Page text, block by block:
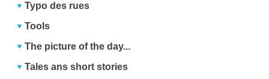
Typo des rues
Tools
The picture of the day...
Tales ans short stories